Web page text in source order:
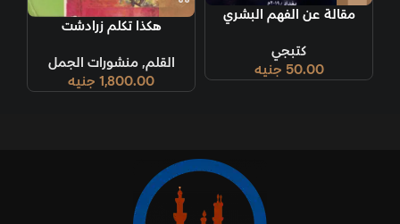
مقالة عن الفهم البشري
كتبجي
50.00 جنيه
هكذا تكلم زرادشت
القلم,منشورات الجمل
1,800.00 جنيه